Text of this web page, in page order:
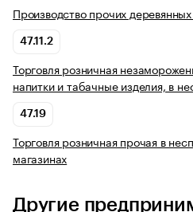
Производство прочих
47.11.2
Торговля розничная
напитки и табачные изделия, в
47.19
Торговля розничная прочая в
магазинах
Другие